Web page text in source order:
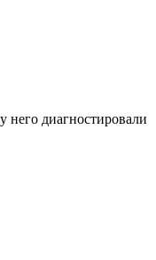
диагностировали